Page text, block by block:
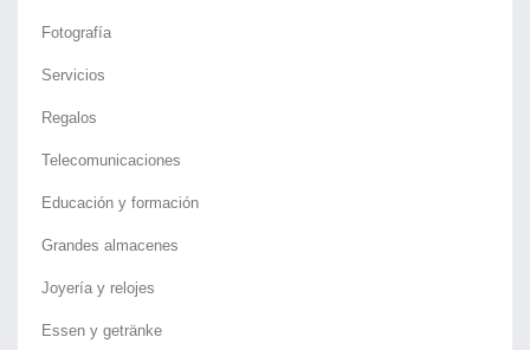
Fotografía
Servicios
Regalos
Telecomunicaciones
Educación y formación
Grandes almacenes
Joyería y relojes
Essen y getränke